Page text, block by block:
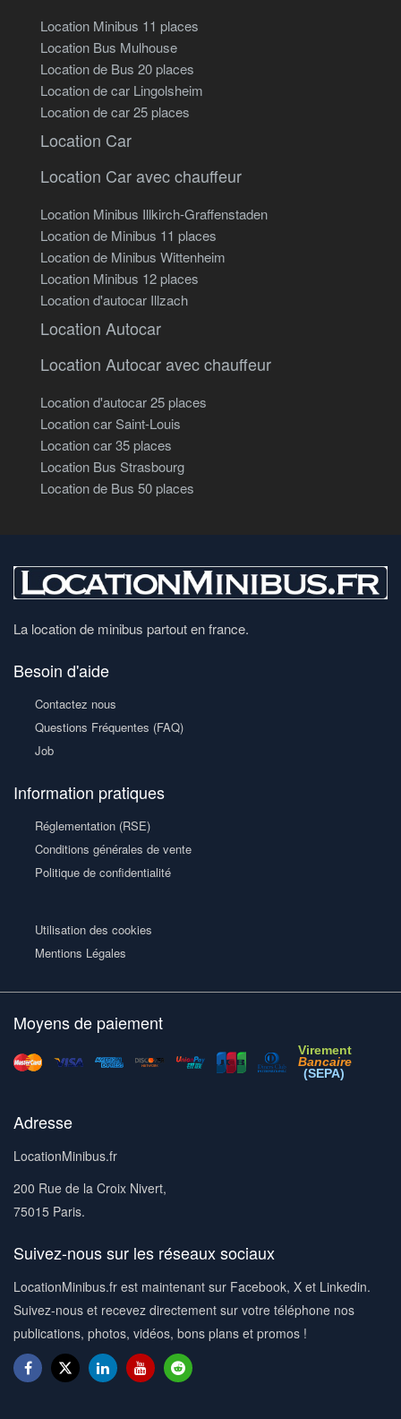
Location Minibus 11 places
Location Bus Mulhouse
Location de Bus 20 places
Location de car Lingolsheim
Location de car 25 places
Location Car
Location Car avec chauffeur
Location Minibus Illkirch-Graffenstaden
Location de Minibus 11 places
Location de Minibus Wittenheim
Location Minibus 12 places
Location d'autocar Illzach
Location Autocar
Location Autocar avec chauffeur
Location d'autocar 25 places
Location car Saint-Louis
Location car 35 places
Location Bus Strasbourg
Location de Bus 50 places
La location de minibus partout en france.
Besoin d'aide
Contactez nous
Questions Fréquentes (FAQ)
Job
Information pratiques
Réglementation (RSE)
Conditions générales de vente
Politique de confidentialité
Utilisation des cookies
Mentions Légales
Moyens de paiement
Virement
Bancaire
(SEPA)
Adresse
LocationMinibus.fr
200 Rue de la Croix Nivert,
75015 Paris.
Suivez-nous sur les réseaux sociaux
LocationMinibus.fr est maintenant sur Facebook, X et Linkedin.
Suivez-nous et recevez directement sur votre téléphone nos
publications, photos, vidéos, bons plans et promos !